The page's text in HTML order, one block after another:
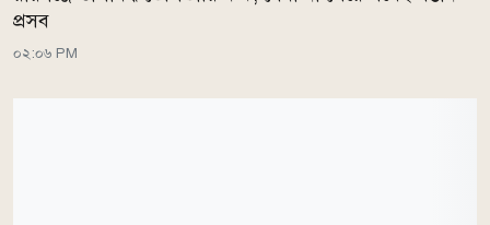
প্রসব
০২:০৬ PM